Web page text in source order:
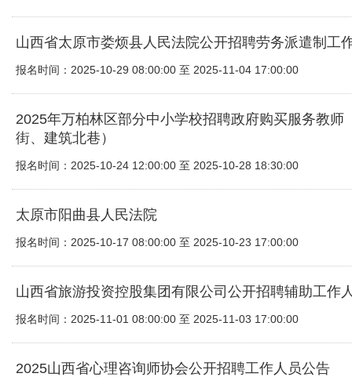
山西省太原市娄烦县人民法院公开招聘劳务派遣制工
报名时间：2025-10-29 08:00:00 至 2025-11-04 17:00:00
2025年万柏林区部分中小学校招聘政府购买服务教师
街、建筑北巷）
报名时间：2025-10-24 12:00:00 至 2025-10-28 18:30:00
太原市阳曲县人民法院
报名时间：2025-10-17 08:00:00 至 2025-10-23 17:00:00
山西省旅游投资控股集团有限公司公开招聘辅助工作
报名时间：2025-11-01 08:00:00 至 2025-11-03 17:00:00
2025山西省心理咨询师协会公开招聘工作人员公告